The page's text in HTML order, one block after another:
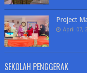
Project
April 07,
SEKOLAH PENGGERAK